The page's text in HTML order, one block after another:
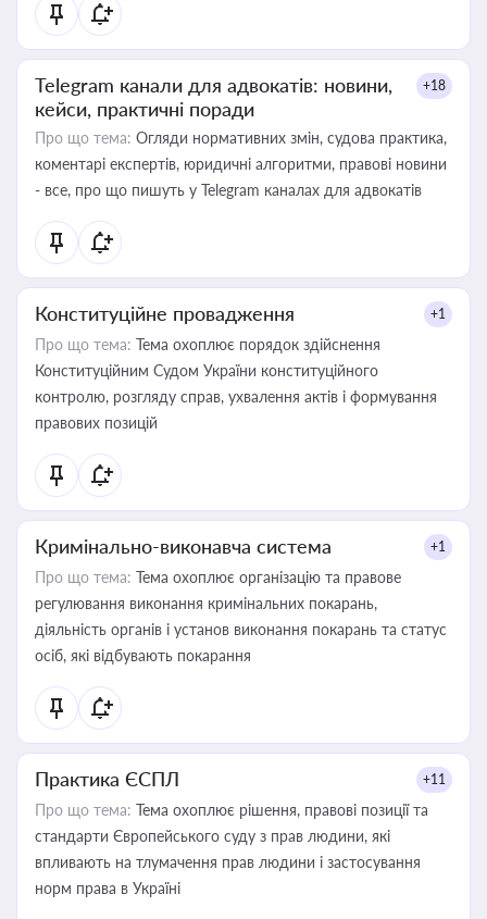
Telegram канали для адвокатів: новини,
кейси, практичні поради
+18
Про що тема: Огляди нормативних змін, судова практика,
коментарі експертів, юридичні алгоритми, правові новини
- все, про що пишуть у Telegram каналах для адвокатів
Конституційне провадження +1
Про що тема: Тема охоплює порядок здійснення
Конституційним Судом України конституційного
контролю, розгляду справ, ухвалення актів і формування
правових позицій
Кримінально-виконавча система +1
Про що тема: Тема охоплює організацію та правове
регулювання виконання кримінальних покарань,
діяльність органів і установ виконання покарань та статус
осіб, які відбувають покарання
Практика ЄСПЛ +11
Про що тема: Тема охоплює рішення, правові позиції та
стандарти Європейського суду з прав людини, які
впливають на тлумачення прав людини і застосування
норм права в Україні